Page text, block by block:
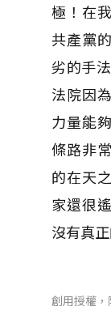
極！在
共產黨
劣的手
法院因
力量能
條路非
的在天
家還很
沒有真
創用授權